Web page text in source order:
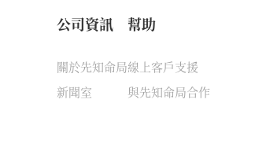
公司資訊
關於先知命局
新聞室
幫助
線上客戶支援
與先知命局合作